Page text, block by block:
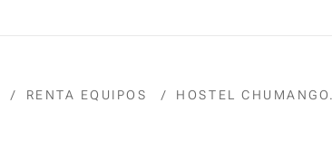
RENTA EQUIPOS HOSTEL CHUMANGO.